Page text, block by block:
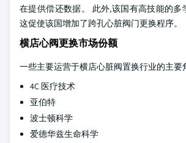
在提供偿还数据。 此外,该国有高技能的多
这促使该国增加了跨孔心脏阀门更换程序。
横店心阀更换市场份额
一些主要运营于横店心脏阀置换行业的主要
4C 医疗技术
亚伯特
波士顿科学
爱德华兹生命科学